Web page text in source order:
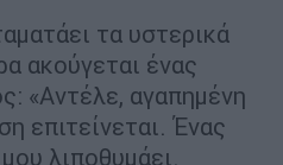
τα υστερικά
ακούγεται ένας
«Αντέλε, αγαπημένη
επιτείνεται. Ένας
λιποθυμάει.